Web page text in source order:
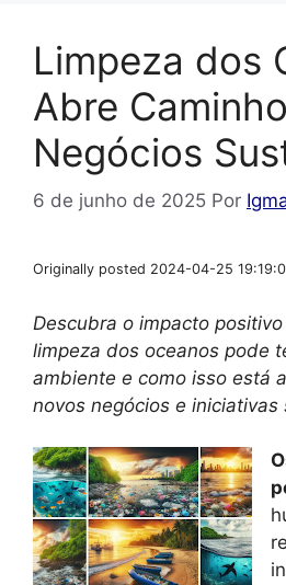
Limpeza dos
Abre
Negócios
6 de junho de 2025 Por
Originally posted 2024-04-25
Descubra o impacto
limpeza dos oceanos pode
ambiente e como isso está
novos negócios e iniciativas